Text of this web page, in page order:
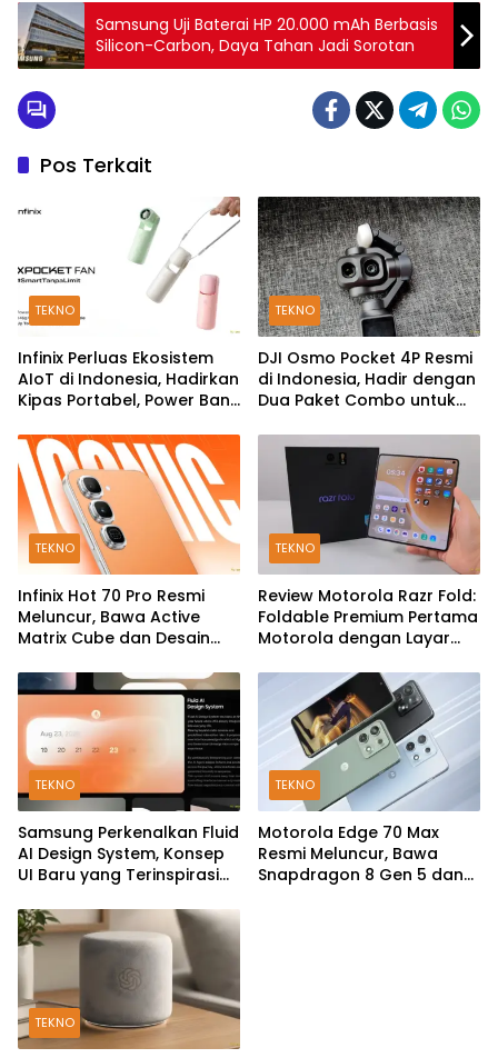
Samsung Uji Baterai HP 20.000 mAh Berbasis
Silicon-Carbon, Daya Tahan Jadi Sorotan
Pos Terkait
TEKNO
Infinix Perluas Ekosistem
AIoT di Indonesia, Hadirkan
Kipas Portabel, Power Bank
TEKNO
DJI Osmo Pocket 4P Resmi
di Indonesia, Hadir dengan
Dua Paket Combo untuk
TEKNO
Infinix Hot 70 Pro Resmi
Meluncur, Bawa Active
Matrix Cube dan Desain
TEKNO
Review Motorola Razr Fold:
Foldable Premium Pertama
Motorola dengan Layar
Baterai 6000mAh
TEKNO
Samsung Perkenalkan Fluid
AI Design System, Konsep
UI Baru yang Terinspirasi
TEKNO
Motorola Edge 70 Max
Resmi Meluncur, Bawa
Snapdragon 8 Gen 5 dan
TEKNO